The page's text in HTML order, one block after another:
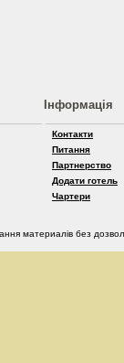
Інформація
Контакти
Питання
Партнерство
Додати готель
Чартери
материалів без